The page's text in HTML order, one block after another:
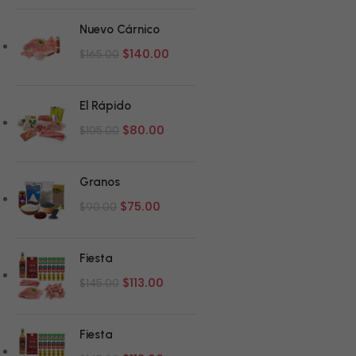
Nuevo Cárnico
$165.00 $140.00
El Rápido
$105.00 $80.00
Granos
$90.00 $75.00
Fiesta
$145.00 $113.00
Fiesta